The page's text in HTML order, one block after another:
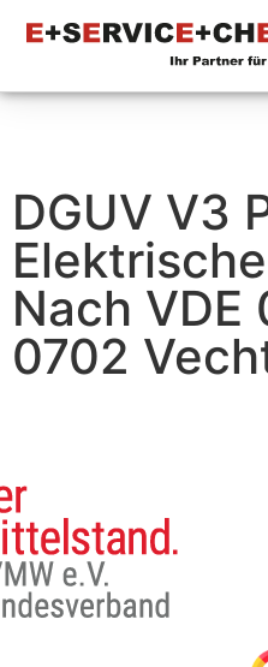
DGUV V3
Nach VDE
0702